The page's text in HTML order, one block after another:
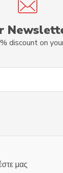
discount on
μας